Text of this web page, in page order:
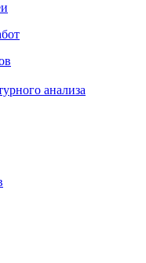
анализа